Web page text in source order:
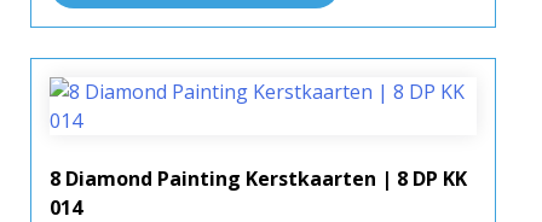
8 Diamond Painting Kerstkaarten | 8 DP KK
014